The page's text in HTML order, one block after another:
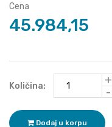
Cena
45.984,15
Količina:
+
-
Dodaj u korpu